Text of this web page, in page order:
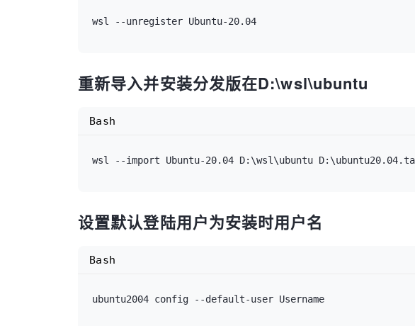
重新导入并安装分发版在D:\wsl\ubuntu
Bash
设置默认登陆用户为安装时用户名
Bash